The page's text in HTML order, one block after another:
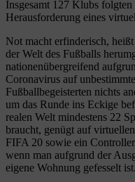
Insgesamt 127 Klubs
Herausforderung eines
Not macht erfinderisch,
der Welt des Fußballs
nationenübergreifend
Coronavirus auf
Fußballbegeisterten nichts
um das Runde ins Eckige
realen Welt mindestens 22
braucht, genügt auf
FIFA 20 sowie ein
wenn man aufgrund der
eigene Wohnung gefesselt ist.